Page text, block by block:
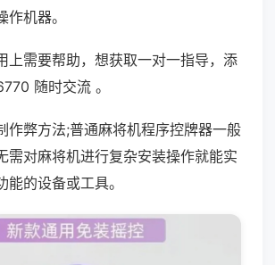
机器。
上需要帮助，想获取一对一指导，添
随时交流 。
作弊方法;普通麻将机程序控牌器一般
需对麻将机进行复杂安装操作就能实
的设备或工具。